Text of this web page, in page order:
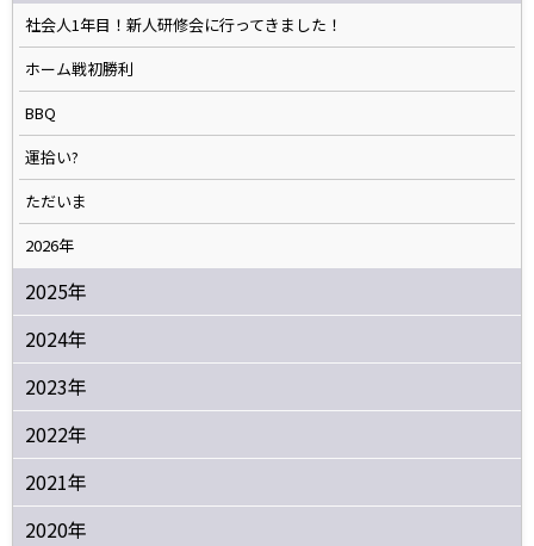
社会人1年目！新人研修会に行ってきました！
ホーム戦初勝利
BBQ
運拾い?
ただいま
2026年
2025年
2024年
2023年
2022年
2021年
2020年